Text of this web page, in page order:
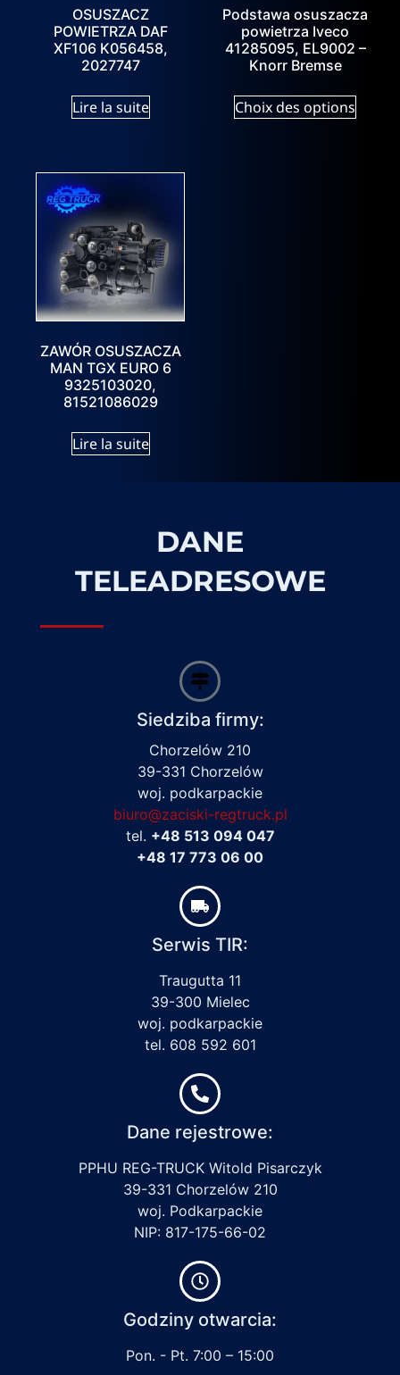
OSUSZACZ
POWIETRZA DAF
XF106 K056458,
2027747
Lire la suite
Podstawa osuszacza
powietrza Iveco
41285095, EL9002 –
Knorr Bremse
Choix des options
ZAWÓR OSUSZACZA
MAN TGX EURO 6
9325103020,
81521086029
Lire la suite
DANE
TELEADRESOWE
Siedziba firmy:
Chorzelów 210
39-331 Chorzelów
woj. podkarpackie
biuro@zaciski-regtruck.pl
tel. +48 513 094 047
+48 17 773 06 00
Serwis TIR:
Traugutta 11
39-300 Mielec
woj. podkarpackie
tel. 608 592 601
Dane rejestrowe:
PPHU REG-TRUCK Witold Pisarczyk
39-331 Chorzelów 210
woj. Podkarpackie
NIP: 817-175-66-02
Godziny otwarcia:
Pon. - Pt. 7:00 – 15:00